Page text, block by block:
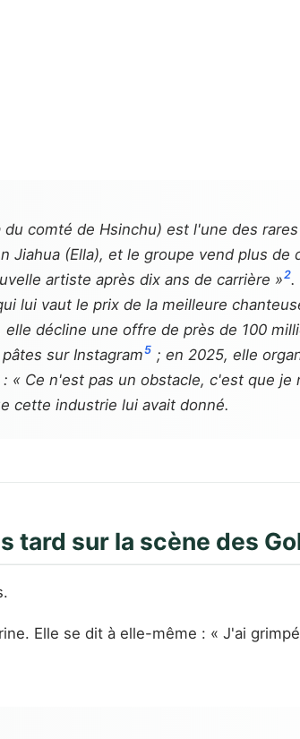
comté de Hsinchu) est l'une des
Jiahua (Ella), et le groupe vend plus
artiste après dix ans de carrière »2.
lui vaut le prix de la meilleure
décline une offre de près de 100
sur Instagram5 ; en 2025, elle
« Ce n'est pas un obstacle, c'est que
cette industrie lui avait donné.
tard sur la scène des
Elle se dit à elle-même : « J'ai